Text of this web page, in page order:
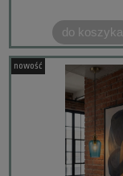
do koszyka
nowość